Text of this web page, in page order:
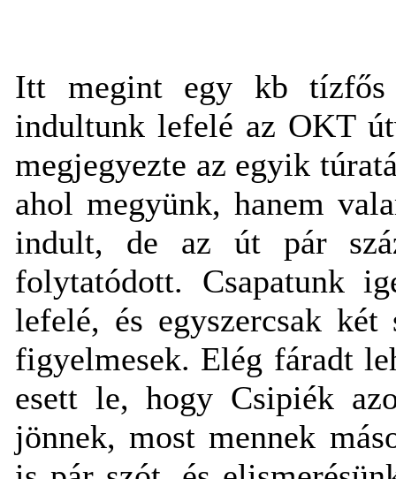
Itt megint egy kb tízfős
indultunk lefelé az OKT
megjegyezte az egyik
ahol megyünk, hanem
indult, de az út pár
folytatódott. Csapatunk
lefelé, és egyszercsak
figyelmesek. Elég fáradt
esett le, hogy Csipiék
jönnek, most mennek